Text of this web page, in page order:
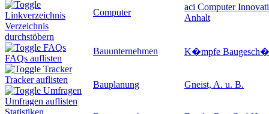
Linkverzeichnis
Verzeichnis
durchstöbern
FAQs
FAQs auflisten
Tracker
Tracker auflisten
Umfragen
Umfragen auflisten
Computer
aci Computer
Anhalt
Bauunternehmen K�mpfe
Bauplanung Gneist, A. u. B.